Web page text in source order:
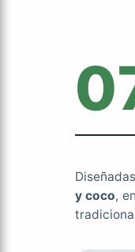
y coco,